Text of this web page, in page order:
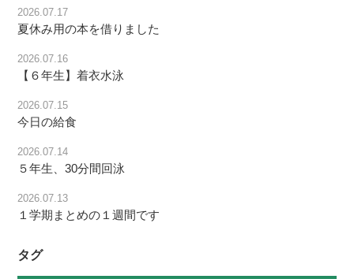
2026.07.17
夏休み用の本を借りました
2026.07.16
【６年生】着衣水泳
2026.07.15
今日の給食
2026.07.14
５年生、30分間回泳
2026.07.13
１学期まとめの１週間です
タグ